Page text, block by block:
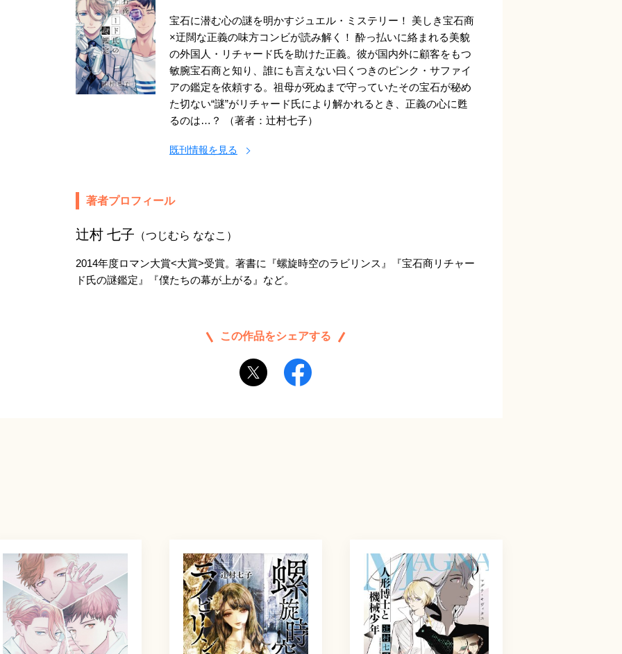
宝石に潜む心の謎を明かすジュエル・ミステリー！ 美しき宝石商
×迂闊な正義の味方コンビが読み解く！ 酔っ払いに絡まれる美貌
の外国人・リチャード氏を助けた正義。彼が国内外に顧客をもつ
敏腕宝石商と知り、誰にも言えない曰くつきのピンク・サファイ
アの鑑定を依頼する。祖母が死ぬまで守っていたその宝石が秘め
た切ない“謎”がリチャード氏により解かれるとき、正義の心に甦
るのは…？ （著者：辻村七子）
既刊情報を見る
著者プロフィール
辻村 七子 （つじむら ななこ）
2014年度ロマン大賞<大賞>受賞。著書に『螺旋時空のラビリンス』『宝石商リチャー
ド氏の謎鑑定』『僕たちの幕が上がる』など。
この作品をシェアする